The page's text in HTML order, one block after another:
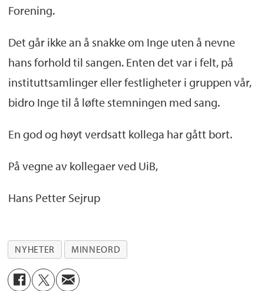
Forening.
Det går ikke an å snakke om Inge uten å nevne
hans forhold til sangen. Enten det var i felt, på
instituttsamlinger eller festligheter i gruppen vår,
bidro Inge til å løfte stemningen med sang.
En god og høyt verdsatt kollega har gått bort.
På vegne av kollegaer ved UiB,
Hans Petter Sejrup
NYHETER MINNEORD